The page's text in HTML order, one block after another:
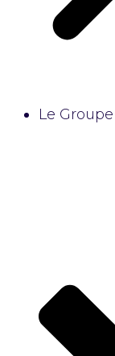
Le Groupe